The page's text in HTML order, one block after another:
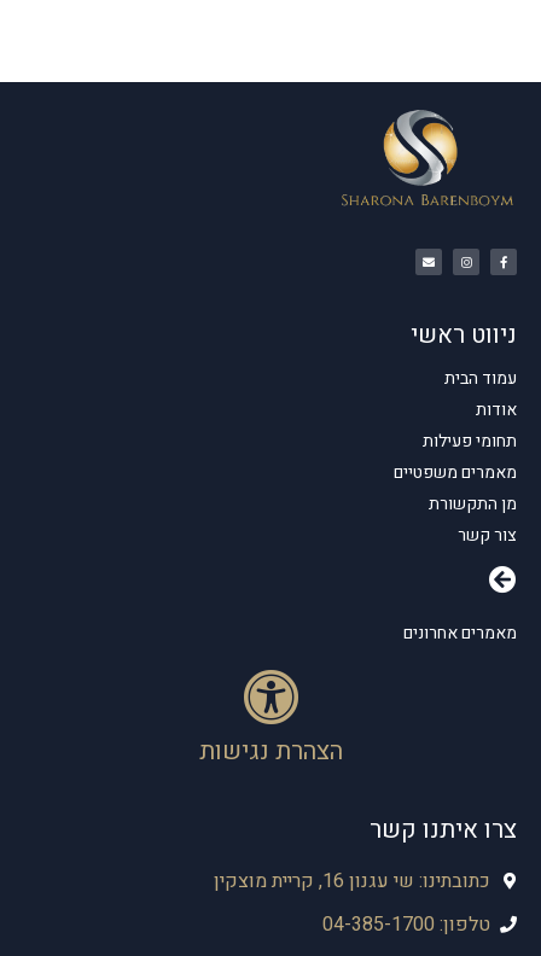
ניווט ראשי
עמוד הבית
אודות
תחומי פעילות
מאמרים משפטיים
מן התקשורת
צור קשר
מאמרים אחרונים
הצהרת נגישות
צרו איתנו קשר
כתובתינו: שי עגנון 16, קריית מוצקין
טלפון: 04-385-1700